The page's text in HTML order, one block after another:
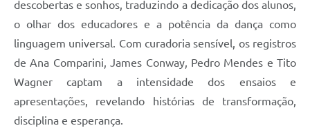
descobertas e sonhos, traduzindo a dedicação dos alunos,
o olhar dos educadores e a potência da dança como
linguagem universal. Com curadoria sensível, os registros
de Ana Comparini, James Conway, Pedro Mendes e Tito
Wagner captam a intensidade dos ensaios e
apresentações, revelando histórias de transformação,
disciplina e esperança.